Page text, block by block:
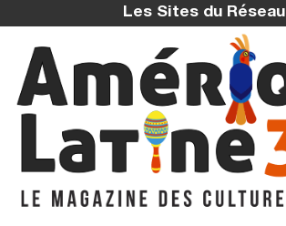
Les Sites du Réseau